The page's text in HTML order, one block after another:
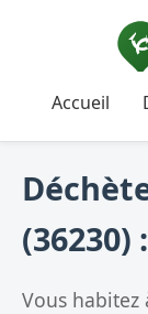
Accueil
Vous habitez